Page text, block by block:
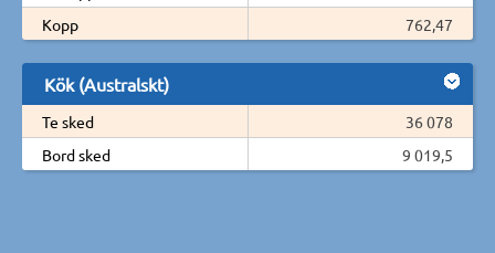
Kopp
762,47
Kök (Australskt)
Te sked
36 078
Bord sked
9 019,5